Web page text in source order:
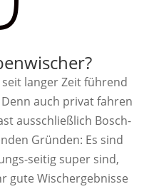
langer Zeit führend
auch privat fahren
ausschließlich Bosch-
Gründen: Es sind
seitig super sind,
gute Wischergebnisse